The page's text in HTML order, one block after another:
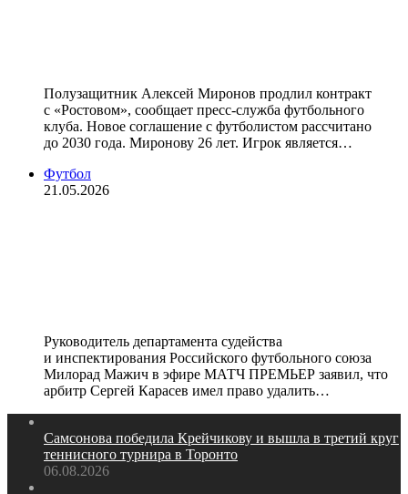
Полузащитник Алексей Миронов продлил контракт
с «Ростовом», сообщает пресс‑служба футбольного
клуба. Новое соглашение с футболистом рассчитано
до 2030 года. Миронову 26 лет. Игрок является…
Футбол
21.05.2026
Руководитель департамента судейства
и инспектирования Российского футбольного союза
Милорад Мажич в эфире МАТЧ ПРЕМЬЕР заявил, что
арбитр Сергей Карасев имел право удалить…
Самсонова победила Крейчикову и вышла в третий круг
теннисного турнира в Торонто
06.08.2026